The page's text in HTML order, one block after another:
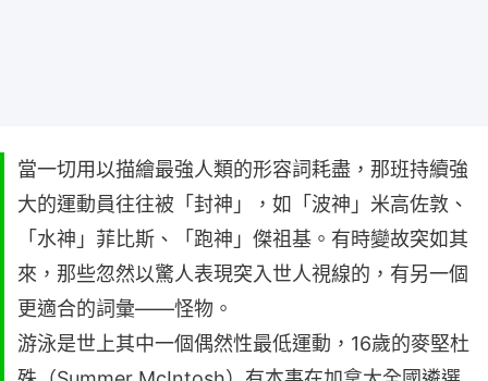
當一切用以描繪最強人類的形容詞耗盡，那班持續強
大的運動員往往被「封神」，如「波神」米高佐敦、
「水神」菲比斯、「跑神」傑祖基。有時變故突如其
來，那些忽然以驚人表現突入世人視線的，有另一個
更適合的詞彙——怪物。
游泳是世上其中一個偶然性最低運動，16歲的麥堅杜